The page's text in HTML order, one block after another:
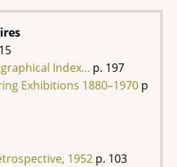
Index... p. 197
Exhibitions 1880–1970 p
1952 p. 103